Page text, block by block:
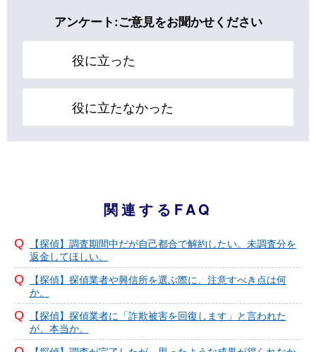
アンケート:ご意見をお聞かせください
役に立った
役に立たなかった
関連するFAQ
【探偵】調査期間中だが自己都合で解約したい。未調査分を
返金してほしい。
【探偵】探偵業者や興信所を選ぶ際に、注意すべき点は何
か。
【探偵】探偵業者に「詐欺被害を回復します」と言われた
が、本当か。